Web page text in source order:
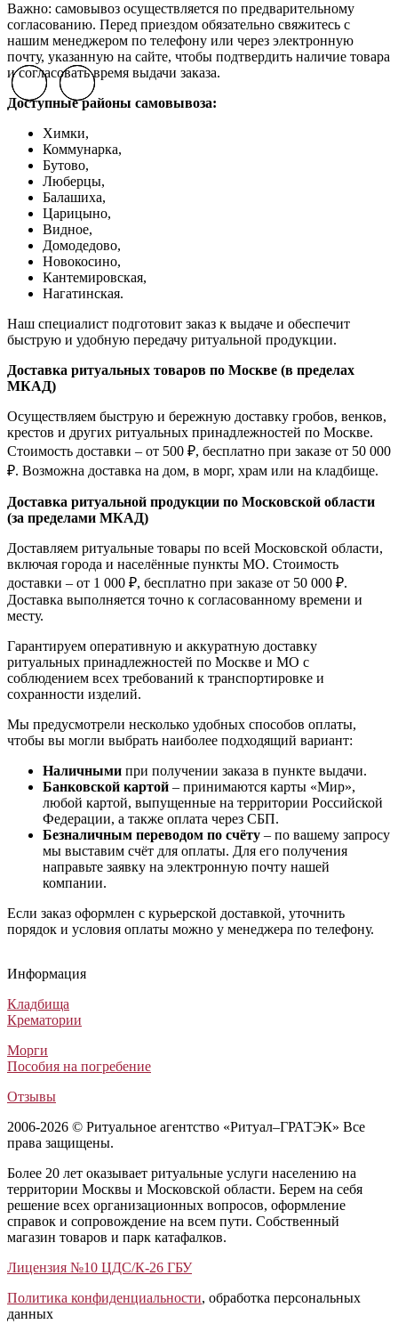
Важно: самовывоз осуществляется по предварительному
согласованию. Перед приездом обязательно свяжитесь с
нашим менеджером по телефону или через электронную
почту, указанную на сайте, чтобы подтвердить наличие товара
и согласовать время выдачи заказа.
Доступные районы самовывоза:
Химки,
Коммунарка,
Бутово,
Люберцы,
Балашиха,
Царицыно,
Видное,
Домодедово,
Новокосино,
Кантемировская,
Нагатинская.
Наш специалист подготовит заказ к выдаче и обеспечит
быструю и удобную передачу ритуальной продукции.
Доставка ритуальных товаров по Москве (в пределах
МКАД)
Осуществляем быструю и бережную доставку гробов, венков,
крестов и других ритуальных принадлежностей по Москве.
Стоимость доставки – от 500 ₽, бесплатно при заказе от 50 000
₽. Возможна доставка на дом, в морг, храм или на кладбище.
Доставка ритуальной продукции по Московской области
(за пределами МКАД)
Доставляем ритуальные товары по всей Московской области,
включая города и населённые пункты МО. Стоимость
доставки – от 1 000 ₽, бесплатно при заказе от 50 000 ₽.
Доставка выполняется точно к согласованному времени и
месту.
Гарантируем оперативную и аккуратную доставку
ритуальных принадлежностей по Москве и МО с
соблюдением всех требований к транспортировке и
сохранности изделий.
Мы предусмотрели несколько удобных способов оплаты,
чтобы вы могли выбрать наиболее подходящий вариант:
Наличными при получении заказа в пункте выдачи.
Банковской картой – принимаются карты «Мир»,
любой картой, выпущенные на территории Российской
Федерации, а также оплата через СБП.
Безналичным переводом по счёту – по вашему запросу
мы выставим счёт для оплаты. Для его получения
направьте заявку на электронную почту нашей
компании.
Если заказ оформлен с курьерской доставкой, уточнить
порядок и условия оплаты можно у менеджера по телефону.
Previous slideNext slide
Previous slideNext slide
Элитные гробы
Комбинированные гробы
Лакированные гробы
Лакированные гробы
Previous slideNext slide
Информация
Кладбища
Крематории
Морги
Пособия на погребение
Отзывы
2006-2026 © Ритуальное агентство «Ритуал–ГРАТЭК» Все
права защищены.
Более 20 лет оказывает ритуальные услуги населению на
территории Москвы и Московской области. Берем на себя
решение всех организационных вопросов, оформление
справок и сопровождение на всем пути. Собственный
магазин товаров и парк катафалков.
Лицензия №10 ЦДС/К-26 ГБУ
Политика конфиденциальности, обработка персональных
данных